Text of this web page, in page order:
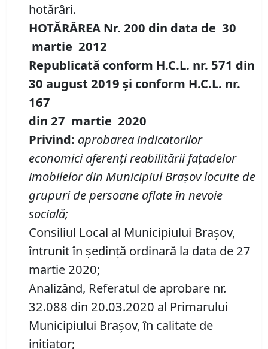
hotărâri.
HOTĂRÂREA Nr. 200 din data de 30
martie 2012
Republicată conform H.C.L. nr. 571 din
30 august 2019 și conform H.C.L. nr.
167
din 27 martie 2020
Privind: aprobarea indicatorilor
economici aferenţi reabilitării faţadelor
imobilelor din Municipiul Braşov locuite de
grupuri de persoane aflate în nevoie
socială;
Consiliul Local al Municipiului Brașov,
întrunit în ședință ordinară la data de 27
martie 2020;
Analizând, Referatul de aprobare nr.
32.088 din 20.03.2020 al Primarului
Municipiului Braşov, în calitate de
inițiator;